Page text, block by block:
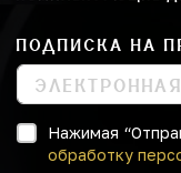
ПОДПИСКА НА
Нажимая
обработку